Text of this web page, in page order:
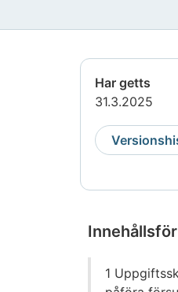
Har getts
31.3.2025
direkt
1